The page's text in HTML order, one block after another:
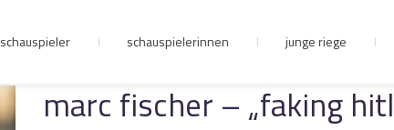
junge riege
schauspieler schauspielerinnen junge riege
marc fischer – „faking